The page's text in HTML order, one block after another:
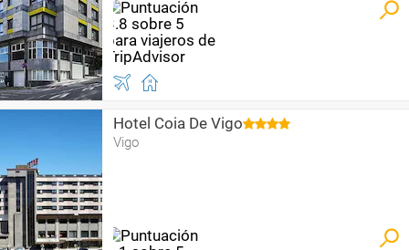
Hotel Coia De Vigo
Vigo